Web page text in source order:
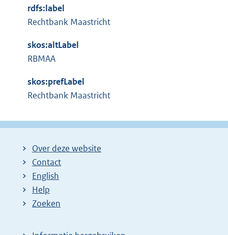
i
n
:
n
l
i
k
:
rdfs:label
Rechtbank Maastricht
skos:altLabel
RBMAA
skos:prefLabel
Rechtbank Maastricht
Over deze website
Contact
English
Help
Zoeken